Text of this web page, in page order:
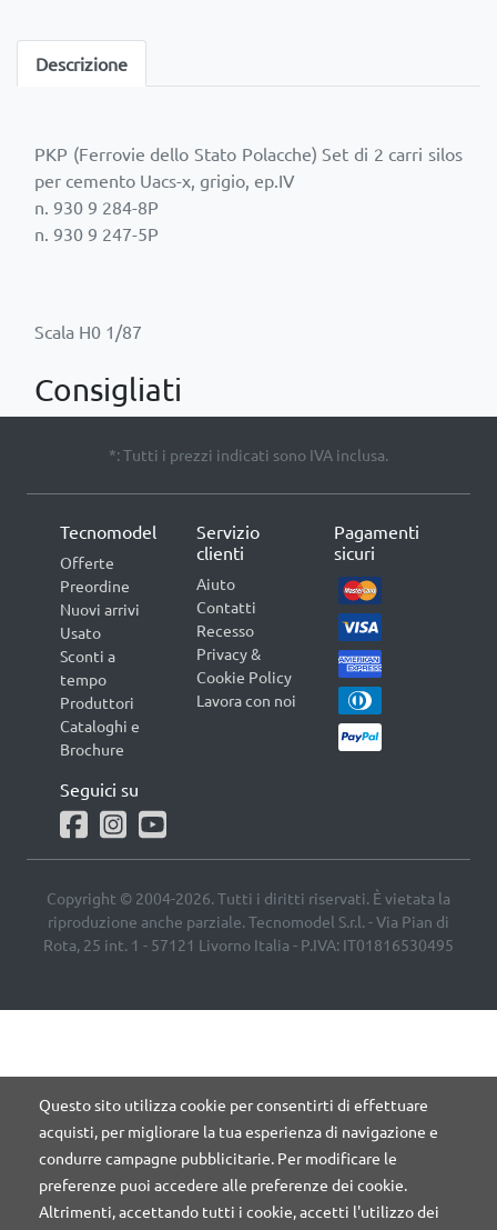
Descrizione
PKP (Ferrovie dello Stato Polacche) Set di 2 carri silos
per cemento Uacs-x, grigio, ep.IV
n. 930 9 284-8P
n. 930 9 247-5P
Consigliati
*: Tutti i prezzi indicati sono IVA inclusa.
Tecnomodel
Offerte
Preordine
Nuovi arrivi
Usato
Sconti a
tempo
Produttori
Cataloghi e
Brochure
Servizio
clienti
Aiuto
Contatti
Recesso
Privacy &
Cookie Policy
Lavora con noi
Pagamenti
sicuri
Seguici su
Copyright © 2004-2026. Tutti i diritti riservati. È vietata la
riproduzione anche parziale. Tecnomodel S.r.l. - Via Pian di
Rota, 25 int. 1 - 57121 Livorno Italia - P.IVA: IT01816530495
Questo sito utilizza cookie per consentirti di effettuare
acquisti, per migliorare la tua esperienza di navigazione e
condurre campagne pubblicitarie. Per modificare le
preferenze puoi accedere alle preferenze dei cookie.
Altrimenti, accettando tutti i cookie, accetti l'utilizzo dei